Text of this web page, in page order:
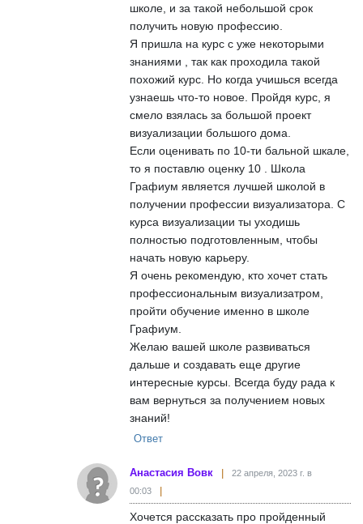
школе, и за такой небольшой срок
получить новую профессию.
Я пришла на курс с уже некоторыми
знаниями , так как проходила такой
похожий курс. Но когда учишься всегда
узнаешь что-то новое. Пройдя курс, я
смело взялась за большой проект
визуализации большого дома.
Если оценивать по 10-ти бальной шкале,
то я поставлю оценку 10 . Школа
Графиум является лучшей школой в
получении профессии визуализатора. С
курса визуализации ты уходишь
полностью подготовленным, чтобы
начать новую карьеру.
Я очень рекомендую, кто хочет стать
профессиональным визуализатром,
пройти обучение именно в школе
Графиум.
Желаю вашей школе развиваться
дальше и создавать еще другие
интересные курсы. Всегда буду рада к
вам вернуться за получением новых
знаний!
Ответ
Анастасия Вовк
22 апреля, 2023 г. в
00:03
Хочется рассказать про пройденный